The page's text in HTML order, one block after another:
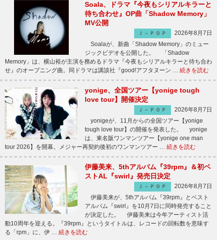
Soala、ドラマ『今夜もシリアルキラーと
待ち合わせ』OP曲「Shadow Memory」
MV公開
Ｊ－ＰＯＰ
2026年8月7日
Soalaが、新曲「Shadow Memory」のミュー
ジックビデオを公開した。 「Shadow
Memory」は、横山裕が主演を務めるドラマ『今夜もシリアルキラーと待ち合わ
せ』のオープニング曲。同ドラマは講談社『good!アフタヌーン … 続きを読む
yonige、全国ツアー【yonige tough
love tour】開催決定
Ｊ－ＰＯＰ
2026年8月7日
yonigeが、11月からの全国ツアー【yonige
tough love tour】の開催を発表した。 yonige
は、東名阪ワンマンツアー【yonige one man
tour 2026】を開幕。メジャー再契約後初のワンマンツアー … 続きを読む
伊藤美来、5thアルバム『39rpm』＆初ベ
ストAL『swirl』発売日決定
Ｊ－ＰＯＰ
2026年8月7日
伊藤美来が、5thアルバム『39rpm』とベスト
アルバム『swirl』を10月7日に同時発売すること
が決定した。 伊藤美来は今年アーティスト活
動10周年を迎える。『39rpm』というタイトルは、レコードの回転数を意味す
る「rpm」に、伊 … 続きを読む